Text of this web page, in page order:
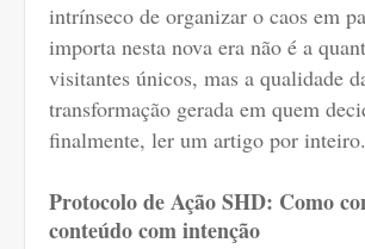
intrínseco de organizar o caos em
importa nesta nova era não é a
visitantes únicos, mas a qualidade
transformação gerada em quem
finalmente, ler um artigo por inteiro.
Protocolo de Ação SHD: Como
conteúdo com intenção